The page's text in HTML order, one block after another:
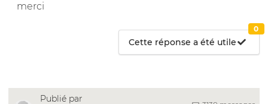
merci
Cette réponse a été utile
0
Publié par